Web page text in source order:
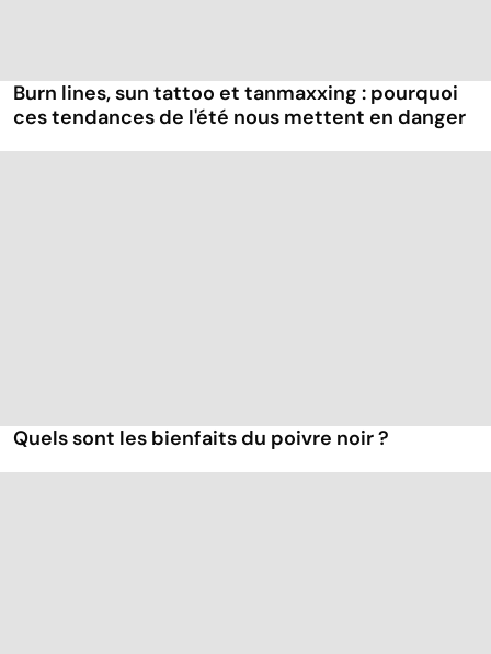
Burn lines, sun tattoo et tanmaxxing : pourquoi
ces tendances de l'été nous mettent en danger
Quels sont les bienfaits du poivre noir ?